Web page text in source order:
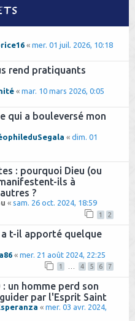
« mer. 01 juil. 2026, 10:18
rend pratiquants
« mar. 10 mars 2026, 0:05
qui a bouleversé mon
« dim. 01
: pourquoi Dieu (ou
ils à
?
« sam. 26 oct. 2024, 18:59
1 2
t-il apporté quelque
« mer. 21 août 2024, 22:25
1 4 5 6 7
un homme perd son
par l'Esprit Saint
« mer. 03 avr. 2024,